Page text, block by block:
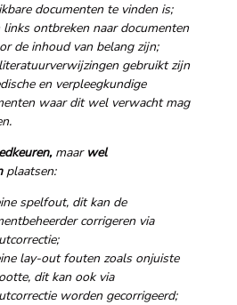
documenten te vinden is;
links ontbreken naar documenten
de inhoud van belang zijn;
gebruikt zijn
en verpleegkundige
waar dit wel verwacht mag
maar wel
plaatsen:
spelfout, dit kan de
corrigeren via
lay-out fouten zoals onjuiste
dit kan ook via
worden gecorrigeerd;